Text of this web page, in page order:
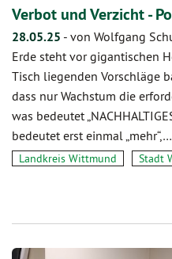
Verbot und Verzicht -
28.05.25 - von Wolfgang
Erde steht vor gigantischen
Tisch liegenden Vorschläge
dass nur Wachstum die
was bedeutet
bedeutet erst einmal „mehr“,…
Landkreis Wittmund Stadt